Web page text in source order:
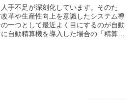
手不足が深刻化しています。そのた
革や生産性向上を意識したシステム導
一つとして最近よく目にするのが自動
自動精算機を導入した場合の「精算業